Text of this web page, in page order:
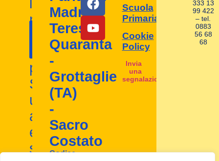
Contattaci
ora!
nostra
scuola
d'infanzia
paritaria.
Scopri
un
ambiente
educativo
stimolante
I nostri
contatti
Madre
Teresa
Quaranta
-
Grottaglie
(TA)
-
Sacro
Costato
Codice
Scuola
Primaria
Cookie
Policy
Invia
una
segnalazione
333 13
99 422
– tel.
0883
56 68
68